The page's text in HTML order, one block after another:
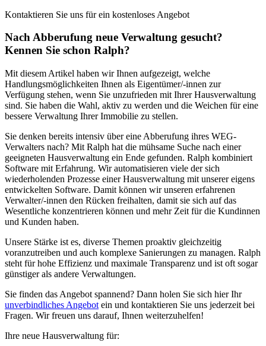
Kontaktieren Sie uns für ein kostenloses Angebot
Nach Abberufung neue Verwaltung gesucht?
Kennen Sie schon Ralph?
Mit diesem Artikel haben wir Ihnen aufgezeigt, welche
Handlungsmöglichkeiten Ihnen als Eigentümer/-innen zur
Verfügung stehen, wenn Sie unzufrieden mit Ihrer Hausverwaltung
sind. Sie haben die Wahl, aktiv zu werden und die Weichen für eine
bessere Verwaltung Ihrer Immobilie zu stellen.
Sie denken bereits intensiv über eine Abberufung ihres WEG-
Verwalters nach? Mit Ralph hat die mühsame Suche nach einer
geeigneten Hausverwaltung ein Ende gefunden. Ralph kombiniert
Software mit Erfahrung. Wir automatisieren viele der sich
wiederholenden Prozesse einer Hausverwaltung mit unserer eigens
entwickelten Software. Damit können wir unseren erfahrenen
Verwalter/-innen den Rücken freihalten, damit sie sich auf das
Wesentliche konzentrieren können und mehr Zeit für die Kundinnen
und Kunden haben.
Unsere Stärke ist es, diverse Themen proaktiv gleichzeitig
voranzutreiben und auch komplexe Sanierungen zu managen. Ralph
steht für hohe Effizienz und maximale Transparenz und ist oft sogar
günstiger als andere Verwaltungen.
Sie finden das Angebot spannend? Dann holen Sie sich hier Ihr
unverbindliches Angebot ein und kontaktieren Sie uns jederzeit bei
Fragen. Wir freuen uns darauf, Ihnen weiterzuhelfen!
Ihre neue Hausverwaltung für: